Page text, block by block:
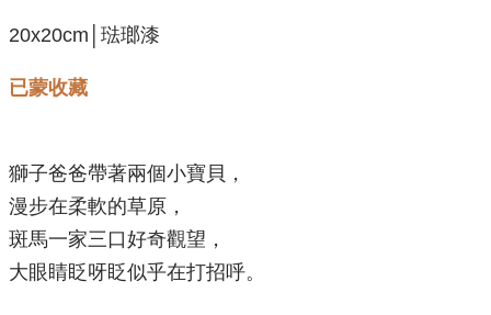
20x20cm│琺瑯漆
已蒙收藏
獅子爸爸帶著兩個小寶貝，
漫步在柔軟的草原，
斑馬一家三口好奇觀望，
大眼睛眨呀眨似乎在打招呼。